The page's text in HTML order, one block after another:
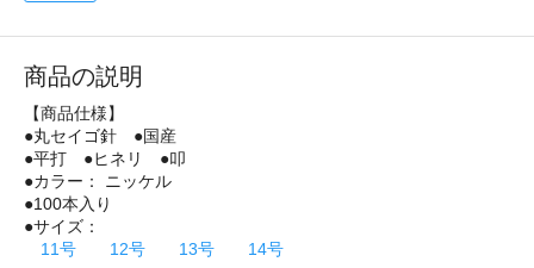
商品の説明
【商品仕様】
●丸セイゴ針 ●国産
●平打 ●ヒネリ ●叩
●カラー： ニッケル
●100本入り
●サイズ：
11号
12号 13号 14号